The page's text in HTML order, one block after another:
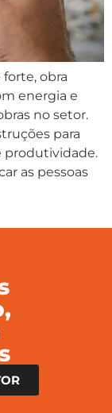
obra
energia e
no setor.
para
produtividade.
as pessoas